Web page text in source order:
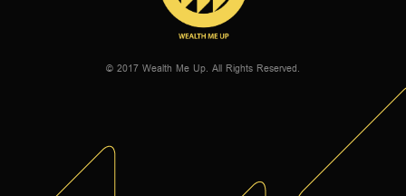
© 2017 Wealth Me Up. All Rights Reserved.